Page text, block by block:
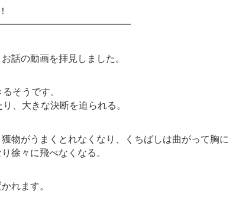
話の動画を拝見しました。
そうです。
、大きな決断を迫られる。
物がうまくとれなくなり、くちばしは曲がって胸に
徐々に飛べなくなる。
れます。